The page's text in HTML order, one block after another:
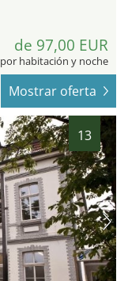
de 97,00 EUR
por habitación y noche
Mostrar oferta
13